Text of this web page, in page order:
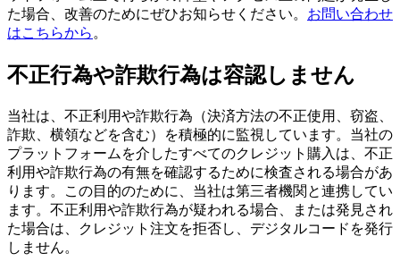
た場合、改善のためにぜひお知らせください。 お問い合わせ
はこちらから 。
不正行為や詐欺行為は容認しません
当社は、不正利用や詐欺行為（決済方法の不正使用、窃盗、
詐欺、横領などを含む）を積極的に監視しています。当社の
プラットフォームを介したすべてのクレジット購入は、不正
利用や詐欺行為の有無を確認するために検査される場合があ
ります。この目的のために、当社は第三者機関と連携してい
ます。不正利用や詐欺行為が疑われる場合、または発見され
た場合は、クレジット注文を拒否し、デジタルコードを発行
しません。